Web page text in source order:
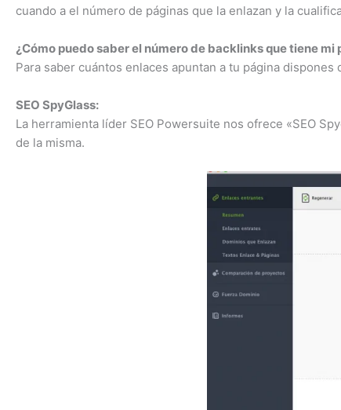
cuando a el número de páginas que la enlazan y la
¿Cómo puedo saber el número de backlinks que tiene mi
Para saber cuántos enlaces apuntan a tu página
SEO SpyGlass:
La herramienta líder SEO Powersuite nos ofrece «SEO
de la misma.